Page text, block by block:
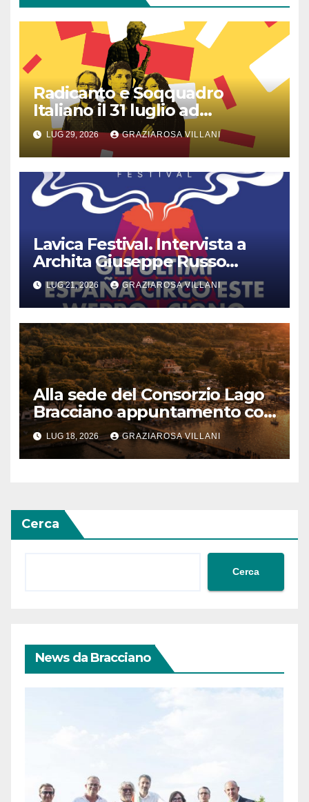
Radicanto e Soqquadro
Italiano il 31 luglio ad
Anguillara
LUG 29, 2026 GRAZIAROSA VILLANI
Lavica Festival. Intervista a
Archita Giuseppe Russo
dell’Associazione Aurora
LUG 21, 2026 GRAZIAROSA VILLANI
Alla sede del Consorzio Lago
Bracciano appuntamento col
Bel Canto: domenica 19 luglio
2026 alle 19 concerto lirico ad
ingresso libero
LUG 18, 2026 GRAZIAROSA VILLANI
Cerca
Cerca
News da Bracciano